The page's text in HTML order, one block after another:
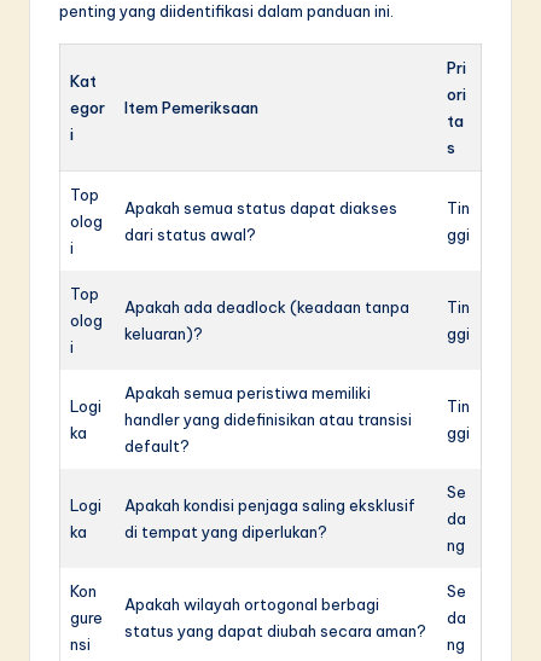
penting yang diidentifikasi dalam panduan ini.
Kat
egor
i
Item Pemeriksaan
Pri
ori
ta
s
Top
olog
i
Apakah semua status dapat diakses
dari status awal?
Tin
ggi
Top
olog
i
Apakah ada deadlock (keadaan tanpa
keluaran)?
Tin
ggi
Logi
ka
Apakah semua peristiwa memiliki
handler yang didefinisikan atau transisi
default?
Tin
ggi
Logi
ka
Apakah kondisi penjaga saling eksklusif
di tempat yang diperlukan?
Se
da
ng
Kon
gure
nsi
Apakah wilayah ortogonal berbagi
status yang dapat diubah secara aman?
Se
da
ng